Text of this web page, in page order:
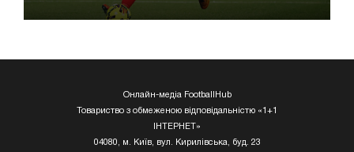
Онлайн-медіа FootballHub
Товариство з обмеженою відповідальністю «1+1
ІНТЕРНЕТ»
04080, м. Київ, вул. Кирилівська, буд. 23